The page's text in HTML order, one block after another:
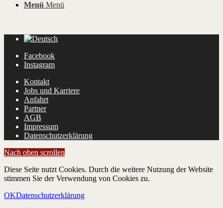
Menü Menü
Facebook
Instagram
Kontakt
Jobs und Karriere
Anfahrt
Partner
AGB
Impressum
Datenschutzerklärung
Nach oben scrollen
Diese Seite nutzt Cookies. Durch die weitere Nutzung der Website
stimmen Sie der Verwendung von Cookies zu.
OKDatenschutzerklärung